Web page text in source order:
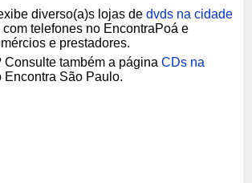
diverso(a)s lojas dedvds na cidade
com telefones no EncontraPoá e
e prestadores.
Consulte também a páginaCDs na
Encontra São Paulo.